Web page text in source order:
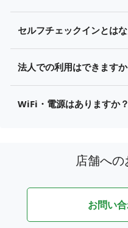
セルフチェックインとは
法人での利用はできますか
WiFi・電源はありますか？
店舗へ
お問い